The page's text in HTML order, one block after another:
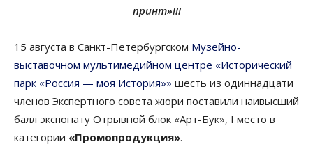
принт»!!!
15 августа в Санкт-Петербургском Музейно-
выставочном мультимедийном центре «Исторический
парк «Россия — моя История»» шесть из одиннадцати
членов Экспертного совета жюри поставили наивысший
балл экспонату Отрывной блок «Арт-Бук», I место в
категории «Промопродукция».